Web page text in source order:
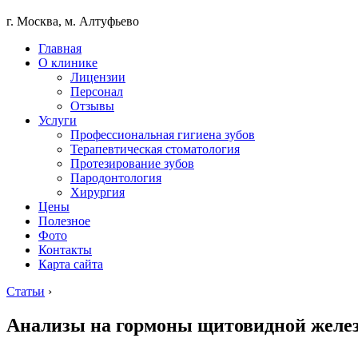
г. Москва, м. Алтуфьево
Главная
О клинике
Лицензии
Персонал
Отзывы
Услуги
Профессиональная гигиена зубов
Терапевтическая стоматология
Протезирование зубов
Пародонтология
Хирургия
Цены
Полезное
Фото
Контакты
Карта сайта
Статьи ›
Анализы на гормоны щитовидной